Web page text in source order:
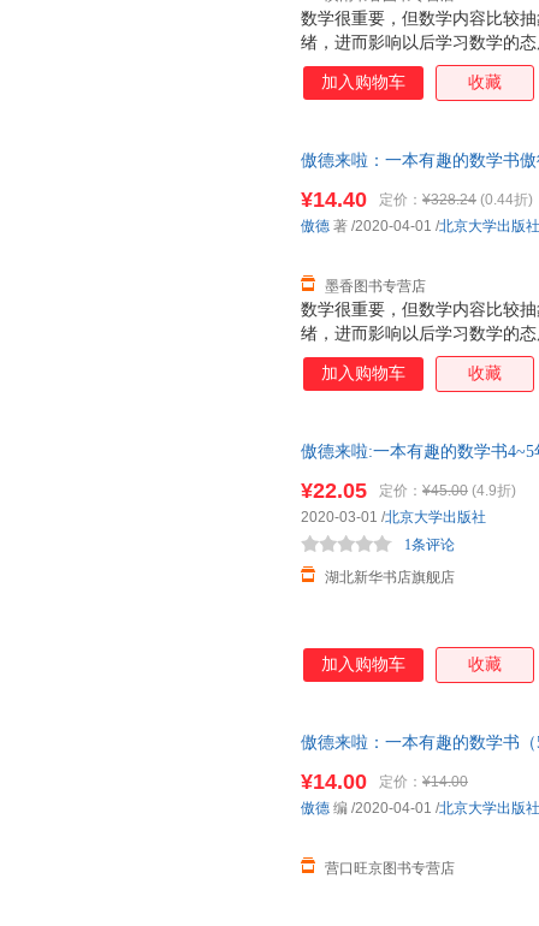
数学很重要，但数学内容比较
绪，进而影响以后学习数学的
由想象力丰富的趣味故事引发
的了解和运用中来，带孩子发
求知欲。
加入购物车 收藏
傲德来啦：一本有趣的数学书
数学很重要，但数学内容比较
绪，进而影响以后学习数学的
由想象力丰富的趣味故事引发
的了解和运用中来，带孩子发
求知欲。
¥14.40 定价： ¥328.24 (0.44折)
墨香图书专营店
傲德 著 /2020-04-01 /北京大学出版社
加入购物车 收藏
傲德来啦:一本有趣的数学书
学书(4-5年级)
¥22.05 定价： ¥45.00 (4.9折)
湖北新华书店旗舰店
1条评论
2020-03-01 /北京大学出版社
加入购物车 收藏
傲德来啦：一本有趣的数学书
¥14.00 定价： ¥14.00
营口旺京图书专营店
傲德 编 /2020-04-01 /北京大学出版社